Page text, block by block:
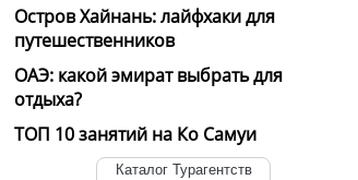
Остров Хайнань: лайфхаки для
путешественников
ОАЭ: какой эмират выбрать для
отдыха?
ТОП 10 занятий на Ко Самуи
Каталог Турагентств